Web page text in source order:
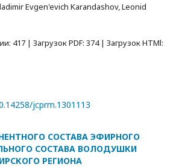
Evgen'evich Karandashov, Leonid
417 | Загрузок PDF: 374 | Загрузок HTMl:
jcprm.1301113
СОСТАВА ЭФИРНОГО
СОСТАВА ВОЛОДУШКИ
РЕГИОНА